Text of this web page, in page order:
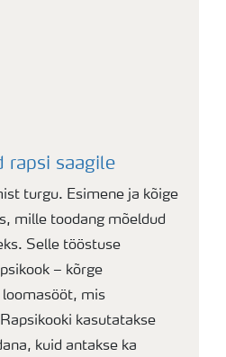
rapsi saagile
turgu. Esimene ja kõige
mille toodang mõeldud
Selle tööstuse
– kõrge
mis
kasutatakse
kuid antakse ka